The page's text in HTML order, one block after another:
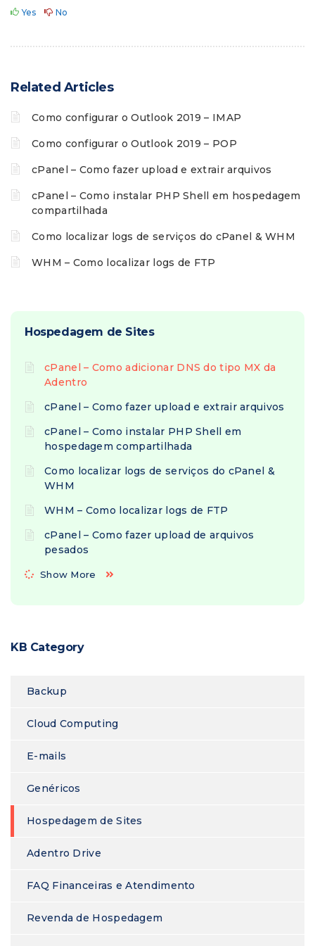
Yes No
Related Articles
Como configurar o Outlook 2019 – IMAP
Como configurar o Outlook 2019 – POP
cPanel – Como fazer upload e extrair arquivos
cPanel – Como instalar PHP Shell em hospedagem
compartilhada
Como localizar logs de serviços do cPanel & WHM
WHM – Como localizar logs de FTP
Hospedagem de Sites
cPanel – Como adicionar DNS do tipo MX da
Adentro
cPanel – Como fazer upload e extrair arquivos
cPanel – Como instalar PHP Shell em
hospedagem compartilhada
Como localizar logs de serviços do cPanel &
WHM
WHM – Como localizar logs de FTP
cPanel – Como fazer upload de arquivos
pesados
Show More
KB Category
Backup
Cloud Computing
E-mails
Genéricos
Hospedagem de Sites
Adentro Drive
FAQ Financeiras e Atendimento
Revenda de Hospedagem